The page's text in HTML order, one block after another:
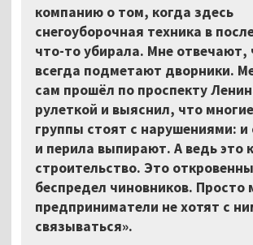
компанию о том, когда здесь
снегоуборочная техника в
что-то убирала. Мне отвечают,
всегда подметают дворники.
сам прошёл по проспекту
рулеткой и выяснил, что
группы стоят с нарушениями: и
и перила выпирают. А ведь это
строительство. Это
беспредел чиновников. Просто
предприниматели не хотят с
связываться».